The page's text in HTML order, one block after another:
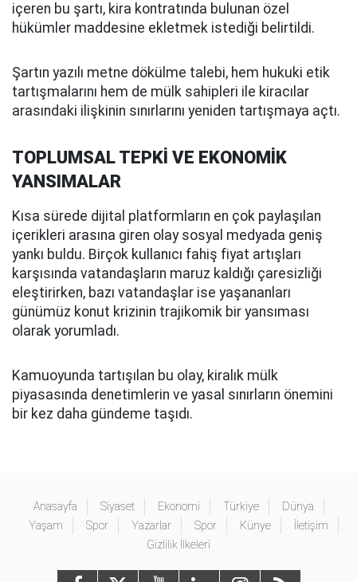
içeren bu şartı, kira kontratında bulunan özel
hükümler maddesine ekletmek istediği belirtildi.
Şartın yazılı metne dökülme talebi, hem hukuki etik
tartışmalarını hem de mülk sahipleri ile kiracılar
arasındaki ilişkinin sınırlarını yeniden tartışmaya açtı.
TOPLUMSAL TEPKİ VE EKONOMİK
YANSIMALAR
Kısa sürede dijital platformların en çok paylaşılan
içerikleri arasına giren olay sosyal medyada geniş
yankı buldu. Birçok kullanıcı fahiş fiyat artışları
karşısında vatandaşların maruz kaldığı çaresizliği
eleştirirken, bazı vatandaşlar ise yaşananları
günümüz konut krizinin trajikomik bir yansıması
olarak yorumladı.
Kamuoyunda tartışılan bu olay, kiralık mülk
piyasasında denetimlerin ve yasal sınırların önemini
bir kez daha gündeme taşıdı.
Anasayfa Siyaset Ekonomi Türkiye
Dünya
Yaşam
Spor Yazarlar Spor Künye
İletişim
Gizlilik İlkeleri